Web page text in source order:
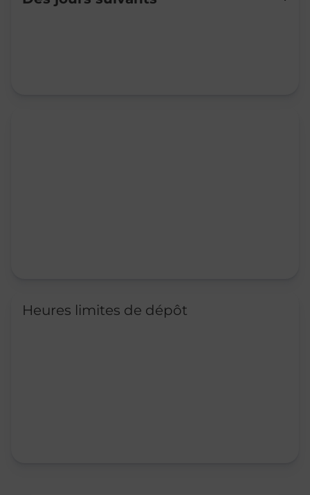
Heures limites de dépôt